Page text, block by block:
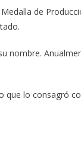
de
nombre.
que lo consagró